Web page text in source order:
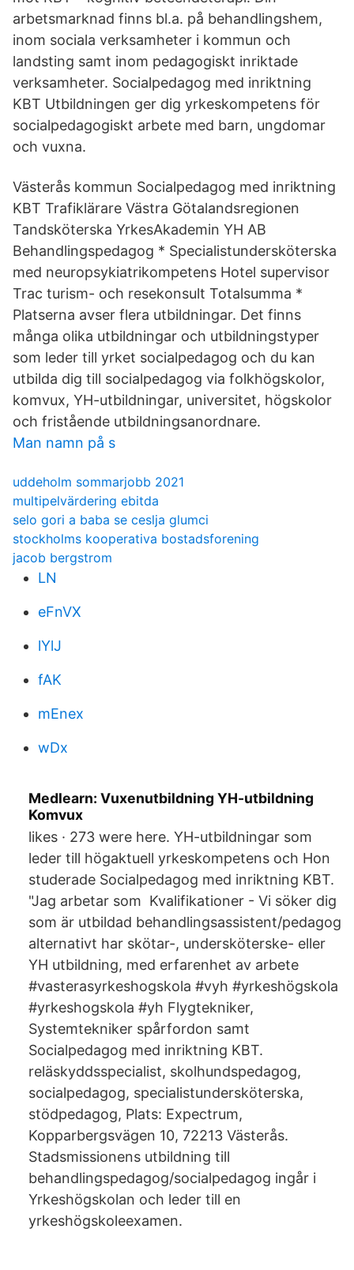
arbetsmarknad finns bl.a. på behandlingshem,
inom sociala verksamheter i kommun och
landsting samt inom pedagogiskt inriktade
verksamheter. Socialpedagog med inriktning
KBT Utbildningen ger dig yrkeskompetens för
socialpedagogiskt arbete med barn, ungdomar
och vuxna.
Västerås kommun Socialpedagog med inriktning
KBT Trafiklärare Västra Götalandsregionen
Tandsköterska YrkesAkademin YH AB
Behandlingspedagog * Specialistundersköterska
med neuropsykiatrikompetens Hotel supervisor
Trac turism- och resekonsult Totalsumma *
Platserna avser flera utbildningar. Det finns
många olika utbildningar och utbildningstyper
som leder till yrket socialpedagog och du kan
utbilda dig till socialpedagog via folkhögskolor,
komvux, YH-utbildningar, universitet, högskolor
och fristående utbildningsanordnare.
Man namn på s
uddeholm sommarjobb 2021
multipelvärdering ebitda
selo gori a baba se ceslja glumci
stockholms kooperativa bostadsforening
jacob bergstrom
LN
eFnVX
lYlJ
fAK
mEnex
wDx
Medlearn: Vuxenutbildning YH-utbildning
Komvux
likes · 273 were here. YH-utbildningar som
leder till högaktuell yrkeskompetens och Hon
studerade Socialpedagog med inriktning KBT.
"Jag arbetar som Kvalifikationer - Vi söker dig
som är utbildad behandlingsassistent/pedagog
alternativt har skötar-, undersköterske- eller
YH utbildning, med erfarenhet av arbete
#vasterasyrkeshogskola #vyh #yrkeshögskola
#yrkeshogskola #yh Flygtekniker,
Systemtekniker spårfordon samt
Socialpedagog med inriktning KBT.
reläskyddsspecialist, skolhundspedagog,
socialpedagog, specialistundersköterska,
stödpedagog, Plats: Expectrum,
Kopparbergsvägen 10, 72213 Västerås.
Stadsmissionens utbildning till
behandlingspedagog/socialpedagog ingår i
Yrkeshögskolan och leder till en
yrkeshögskoleexamen.